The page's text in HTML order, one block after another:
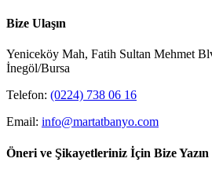
Bize Ulaşın
Yeniceköy Mah, Fatih Sultan Mehmet
İnegöl/Bursa
Telefon: (0224) 738 06 16
Email: info@martatbanyo.com
Öneri ve Şikayetleriniz İçin Bize Yazın